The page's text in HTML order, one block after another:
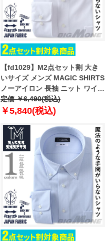
【fd1029】M2点セット割 大き
いサイズ メンズ MAGIC SHIRTS
ノーアイロン 長袖 ニット ワイシ
ャツ ボタンダウン 吸水速乾 スト
レッチ 日本製生地使用 ewma99-
定価 ￥6,490(税込)
￥5,840(税込)